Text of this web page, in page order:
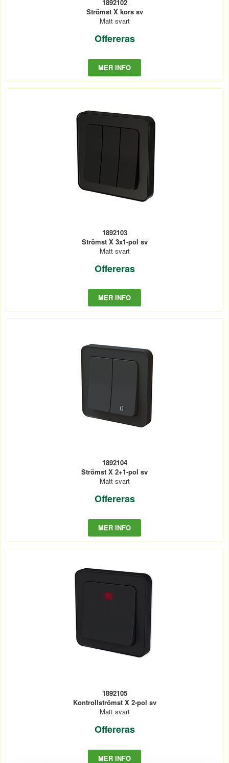
1892102
Strömst X kors sv
Matt svart
Offereras
MER INFO
1892103
Strömst X 3x1-pol sv
Matt svart
Offereras
MER INFO
1892104
Strömst X 2+1-pol sv
Matt svart
Offereras
MER INFO
1892105
Kontrollströmst X 2-pol sv
Matt svart
Offereras
MER INFO